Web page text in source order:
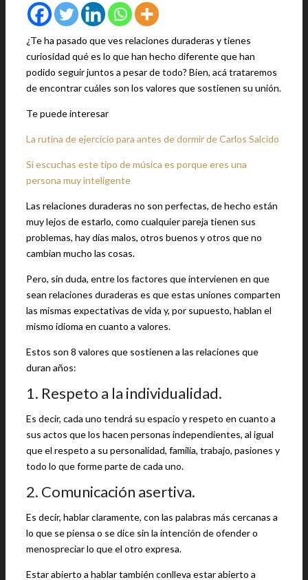
¿Te ha pasado que ves relaciones duraderas y tienes
curiosidad qué es lo que han hecho diferente que han
podido seguir juntos a pesar de todo? Bien, acá trataremos
de encontrar cuáles son los valores que sostienen su unión.
Te puede interesar
La rutina de ejercicio para antes de dormir de Carlos Salcido
Si escuchas este tipo de música es porque eres una
persona muy inteligente
Las relaciones duraderas no son perfectas, de hecho están
muy lejos de estarlo, como cualquier pareja tienen sus
problemas, hay días malos, otros buenos y otros que no
cambian mucho las cosas.
Pero, sin duda, entre los factores que intervienen en que
sean relaciones duraderas es que estas uniones comparten
las mismas expectativas de vida y, por supuesto, hablan el
mismo idioma en cuanto a valores.
Estos son 8 valores que sostienen a las relaciones que
duran años:
1. Respeto a la individualidad.
Es decir, cada uno tendrá su espacio y respeto en cuanto a
sus actos que los hacen personas independientes, al igual
que el respeto a su personalidad, familia, trabajo, pasiones y
todo lo que forme parte de cada uno.
2. Comunicación asertiva.
Es decir, hablar claramente, con las palabras más cercanas a
lo que se piensa o se dice sin la intención de ofender o
menospreciar lo que el otro expresa.
Estar abierto a hablar también conlleva estar abierto a